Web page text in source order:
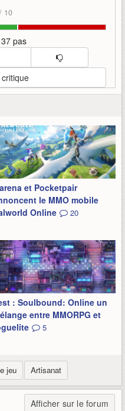
/ 10
pas
et Pocketpair
le MMO mobile
Online
20
: Soulbound: Online un
entre MMORPG et
5
jeu Artisanat
Afficher sur le forum